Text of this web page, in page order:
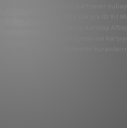
geri istiyoruz”, “Onurlu, yurtsever
taşındığı etkinlikte sık sık 10. Yıl
sanığı Deniz Kurmay
siyasete karışmasına
kızı Zeynep Küçük: Bu tertibi